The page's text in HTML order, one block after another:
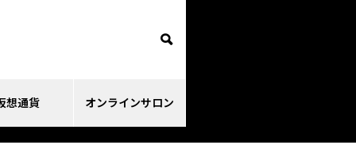
想通貨 オンラインサロン